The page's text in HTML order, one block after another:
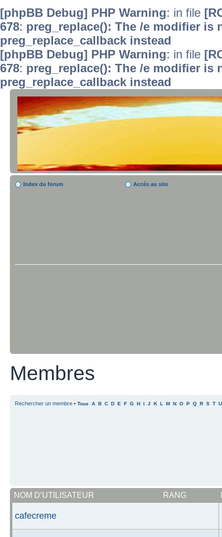
[phpBB Debug] PHP Warning: in file
678: preg_replace(): The /e modifier is
preg_replace_callback instead
[phpBB Debug] PHP Warning: in file
678: preg_replace(): The /e modifier is
preg_replace_callback instead
Index du forum Accés au site
Membres
Rechercher un membre • Tous A B C D E F G H I J K L M N O P Q R S T U
RANG
NOM D’UTILISATEUR
cafecreme